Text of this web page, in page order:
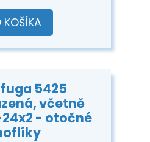
KOŠÍKA
5425
včetně
- otočné